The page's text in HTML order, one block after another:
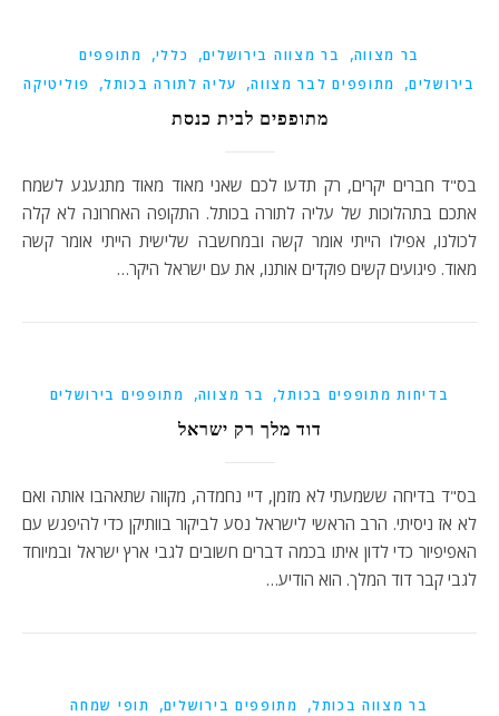
בר מצווה, בר מצווה בירושלים, כללי,
מתופפים
בירושלים, מתופפים לבר מצווה, עליה לתורה בכותל, פוליטיקה
מתופפים לבית כנסת
בס"ד חברים יקרים, רק תדעו לכם שאני מאוד מאוד מתגעגע לשמח
אתכם בתהלוכות של עליה לתורה בכותל. התקופה האחרונה לא קלה
לכולנו, אפילו הייתי אומר קשה ובמחשבה שלישית הייתי אומר קשה
מאוד. פיגועים קשים פוקדים אותנו, את עם ישראל היקר…
בדיחות מתופפים בכותל, בר מצווה, מתופפים בירושלים
דוד מלך רק ישראל
בס"ד בדיחה ששמעתי לא מזמן, דיי נחמדה, מקווה שתאהבו אותה ואם
לא אז ניסיתי. הרב הראשי לישראל נסע לביקור בוותיקן כדי להיפגש עם
האפיפיור כדי לדון איתו בכמה דברים חשובים לגבי ארץ ישראל ובמיוחד
לגבי קבר דוד המלך. הוא הודיע…
בר מצווה בכותל, מתופפים בירושלים, תופי שמחה